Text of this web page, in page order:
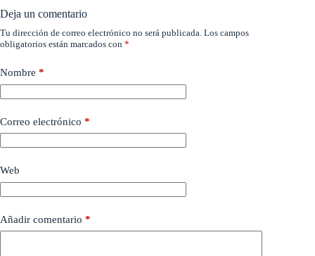
Deja un comentario
Tu dirección de correo electrónico no será publicada. Los campos
obligatorios están marcados con *
Nombre *
Correo electrónico *
Web
Añadir comentario *